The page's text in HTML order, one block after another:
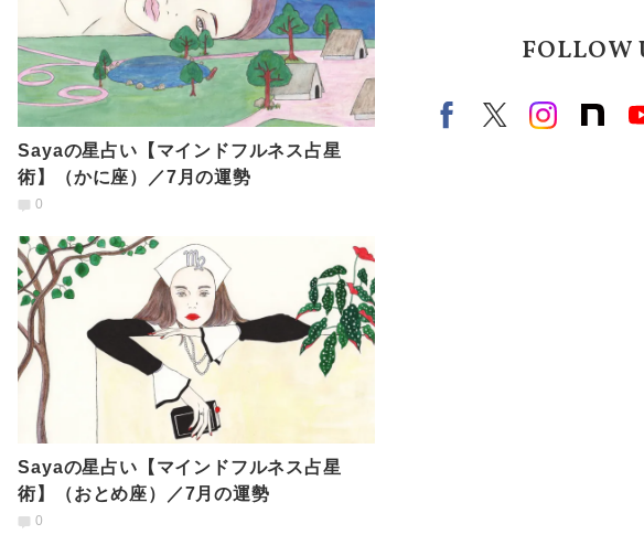
Sayaの星占い【マインドフルネス占星
術】（かに座）／7月の運勢
0
Sayaの星占い【マインドフルネス占星
術】（おとめ座）／7月の運勢
0
FOLLOW
FacebookX（旧twitter）
instagram
note